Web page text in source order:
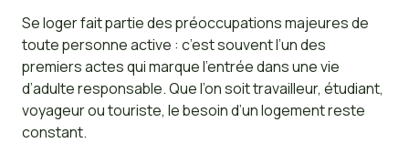
Se loger fait partie des préoccupations majeures de
toute personne active : c’est souvent l’un des
premiers actes qui marque l’entrée dans une vie
d’adulte responsable. Que l’on soit travailleur, étudiant,
voyageur ou touriste, le besoin d’un logement reste
constant.